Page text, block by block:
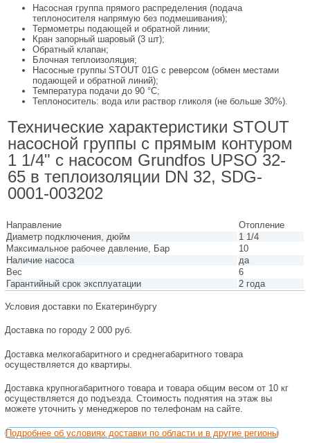
Насосная группа прямого распределения (подача
теплоносителя напрямую без подмешивания);
Термометры подающей и обратной линии;
Кран запорный шаровый (3 шт);
Обратный клапан;
Блочная теплоизоляция;
Насосные группы STOUT 01G с реверсом (обмен местами
подающей и обратной линий);
Температура подачи до 90 °C;
Теплоноситель: вода или раствор гликоля (не больше 30%).
Технические характеристики STOUT
насосной группы с прямым контуром
1 1/4" с насосом Grundfos UPSO 32-
65 в теплоизоляции DN 32, SDG-
0001-003202
Направление
Отопление
Диаметр подключения, дюйм
1 1/4
Максимальное рабочее давление, Бар
10
Наличие насоса
да
Вес
6
Гарантийный срок эксплуатации
2 года
Условия доставки по Екатеринбургу
Доставка по городу 2 000 руб.
Доставка мелкогабаритного и среднегабаритного товара
осуществляется до квартиры.
Доставка крупногабаритного товара и товара общим весом от 10 кг
осуществляется до подъезда. Стоимость поднятия на этаж вы
можете уточнить у менеджеров по телефонам на сайте.
Подробнее об условиях доставки по области и в другие регионы